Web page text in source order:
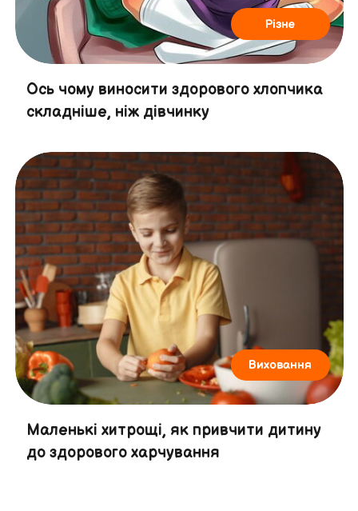
Різне
Ось чому виносити здорового хлопчика
складніше, ніж дівчинку
Виховання
Маленькі хитрощі, як привчити дитину
до здорового харчування